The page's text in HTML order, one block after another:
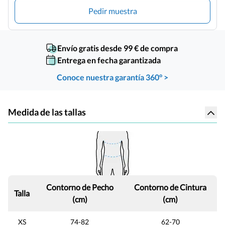
Pedir muestra
Envío gratis desde 99 € de compra
Entrega en fecha garantizada
Conoce nuestra garantía 360° >
Medida de las tallas
Talla
Contorno de Pecho
(cm)
Contorno de Cintura
(cm)
XS 74-82 62-70